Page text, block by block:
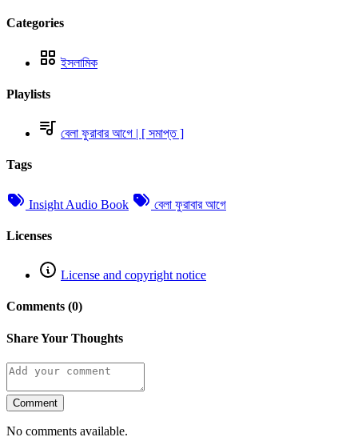
Categories
ইসলামিক
Playlists
বেলা ফুরাবার আগে | [ সমাপ্ত ]
Tags
Insight Audio Book বেলা ফুরাবার আগে
Licenses
License and copyright notice
Comments (0)
Share Your Thoughts
Comment
No comments available.